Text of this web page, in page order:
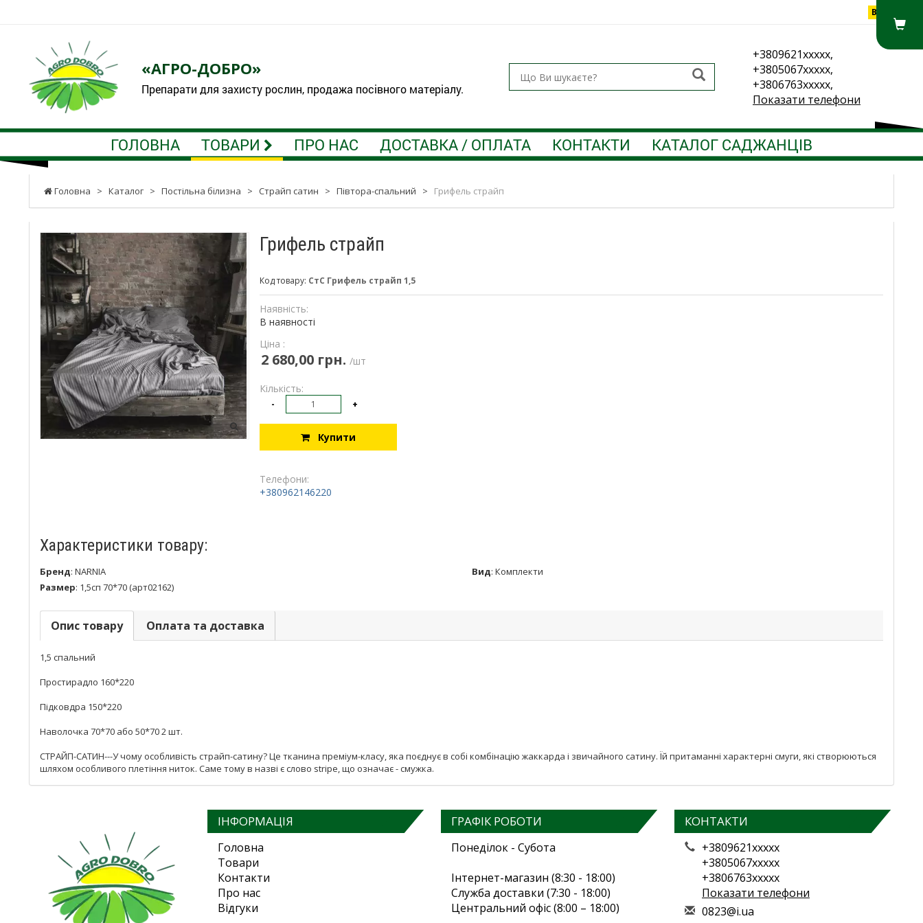
Вхід
«АГРО-ДОБРО»
Препарати для захисту рослин, продажа посівного матеріалу.
+3809621xxxxx,
+3805067xxxxx,
+3806763xxxxx,
Показати телефони
ГОЛОВНА ТОВАРИ ПРО НАС ДОСТАВКА / ОПЛАТА КОНТАКТИ КАТАЛОГ САДЖАНЦІВ
Головна > Каталог > Постільна білизна > Страйп сатин > Півтора-спальний > Грифель страйп
Грифель страйп
Код товару: СтС Грифель страйп 1,5
Наявність:
В наявності
Ціна :
2 680,00 грн. /шт
Кількість:
- +
Купити
Телефони:
+380962146220
Характеристики товару:
Бренд: NARNIA Вид: Комплекти
Размер: 1,5сп 70*70 (арт02162)
Опис товару Оплата та доставка
1,5 спальний
Простирадло 160*220
Підковдра 150*220
Наволочка 70*70 або 50*70 2 шт.
СТРАЙП-САТИН---У чому особливість страйп-сатину? Це тканина преміум-класу, яка поєднує в собі комбінацію жаккарда і звичайного сатину. Їй притаманні характерні смуги, які створюються
шляхом особливого плетіння ниток. Саме тому в назві є слово stripe, що означає - смужка.
ІНФОРМАЦІЯ
Головна
Товари
Контакти
Про нас
Відгуки
ГРАФІК РОБОТИ
Понеділок - Субота
Інтернет-магазин (8:30 - 18:00)
Служба доставки (7:30 - 18:00)
Центральний офіс (8:00 – 18:00)
КОНТАКТИ
+3809621xxxxx
+3805067xxxxx
+3806763xxxxx
Показати телефони
0823@i.ua